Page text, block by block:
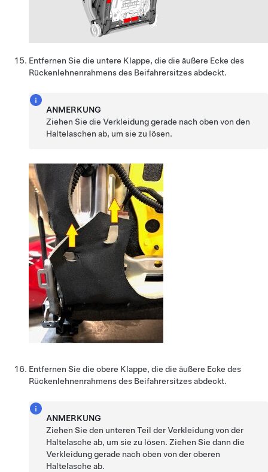
Entfernen Sie die untere Klappe, die die äußere Ecke des
Rückenlehnenrahmens des Beifahrersitzes abdeckt.
ANMERKUNG
Ziehen Sie die Verkleidung gerade nach oben von den
Haltelaschen ab, um sie zu lösen.
Entfernen Sie die obere Klappe, die die äußere Ecke des
Rückenlehnenrahmens des Beifahrersitzes abdeckt.
ANMERKUNG
Ziehen Sie den unteren Teil der Verkleidung von der
Haltelasche ab, um sie zu lösen. Ziehen Sie dann die
Verkleidung gerade nach oben von der oberen
Haltelasche ab.